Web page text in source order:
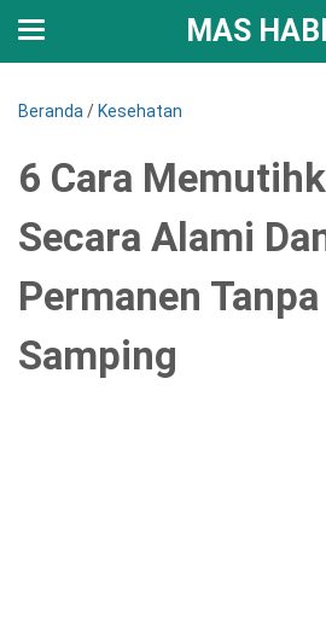
MAS
Beranda / Kesehatan
6 Cara
Secara Alami
Permanen
Samping